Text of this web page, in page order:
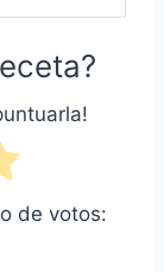
de votos: